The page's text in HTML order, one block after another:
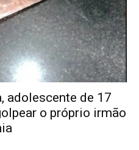
adolescente de 17
o próprio irmão